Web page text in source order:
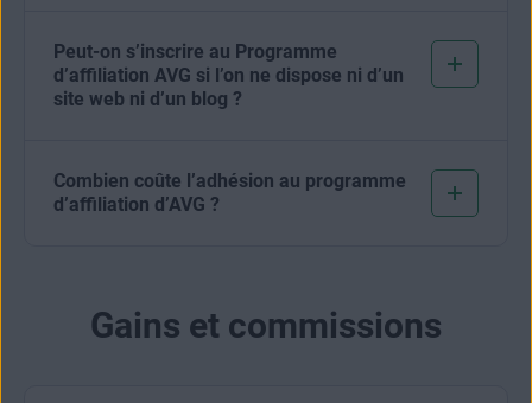
Peut-on s’inscrire au Programme
d’affiliation AVG si l’on ne dispose ni d’un
site web ni d’un blog ?
Combien coûte l’adhésion au programme
d’affiliation d’AVG ?
Gains et commissions